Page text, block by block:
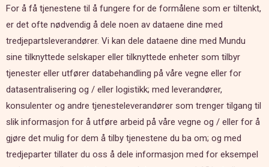
For å få tjenestene til å fungere for de formålene som er tiltenkt,
er det ofte nødvendig å dele noen av dataene dine med
tredjepartsleverandører. Vi kan dele dataene dine med Mundu
sine tilknyttede selskaper eller tilknyttede enheter som tilbyr
tjenester eller utfører databehandling på våre vegne eller for
datasentralisering og / eller logistikk; med leverandører,
konsulenter og andre tjenesteleverandører som trenger tilgang til
slik informasjon for å utføre arbeid på våre vegne og / eller for å
gjøre det mulig for dem å tilby tjenestene du ba om; og med
tredjeparter tillater du oss å dele informasjon med for eksempel